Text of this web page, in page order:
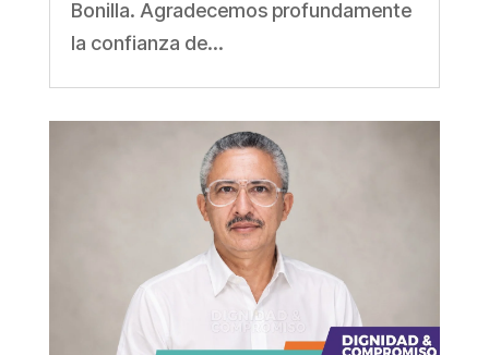
Bonilla. Agradecemos profundamente
la confianza de...